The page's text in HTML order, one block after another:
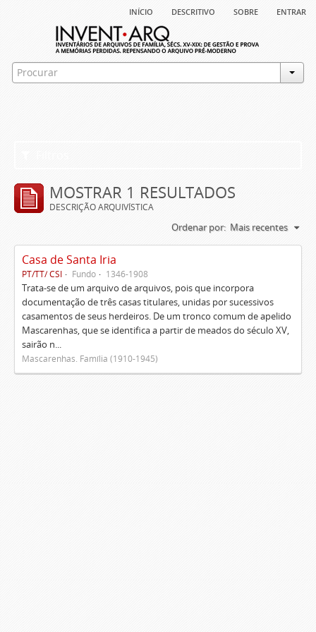
início descritivo sobre entrar
MOSTRAR 1 RESULTADOS
DESCRIÇÃO ARQUIVÍSTICA
Ordenar por: Mais recentes
Casa de Santa Iria
PT/TT/ CSI Fundo 1346-1908
Trata-se de um arquivo de arquivos, pois que incorpora
documentação de três casas titulares, unidas por sucessivos
casamentos de seus herdeiros. De um tronco comum de apelido
Mascarenhas, que se identifica a partir de meados do século XV,
sairão n...
Mascarenhas. Família (1910-1945)